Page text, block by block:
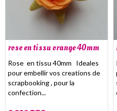
rose en tissu orange 40mm
Rose en tissu 40mm Ideales
pour embellir vos creations de
scrapbooking , pour la
confection...